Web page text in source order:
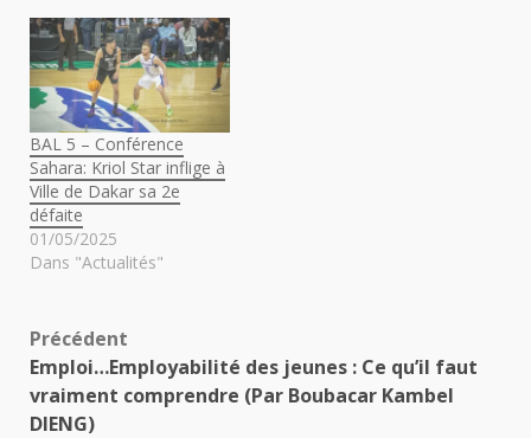
BAL 5 – Conférence
Sahara: Kriol Star inflige à
Ville de Dakar sa 2e
défaite
01/05/2025
Dans "Actualités"
Navigation
d’article
Précédent
Emploi…Employabilité des jeunes : Ce qu’il faut
vraiment comprendre (Par Boubacar Kambel
DIENG)